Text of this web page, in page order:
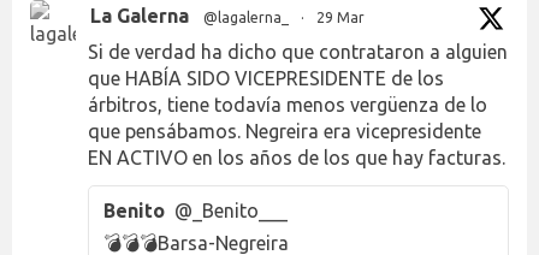
La Galerna @lagalerna_ · 29 Mar
Si de verdad ha dicho que contrataron a alguien
que HABÍA SIDO VICEPRESIDENTE de los
árbitros, tiene todavía menos vergüenza de lo
que pensábamos. Negreira era vicepresidente
EN ACTIVO en los años de los que hay facturas.
Benito @_Benito___
💣💣💣Barsa-Negreira